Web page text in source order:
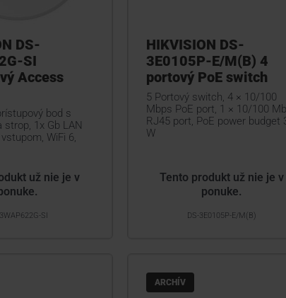
DS-
SI
Access
bod s
strop, 1x Gb LAN
WiFi 6,
už nie je v
SI
HIKVISION DS-
3E0105P-E/M(B) 4
portový PoE switch
5 Portový switch, 4 × 10/100
Mbps PoE port, 1 × 10/100
RJ45 port, PoE power budget
W
Tento produkt už nie je v
ponuke.
DS-3E0105P-E/M(B)
ARCHÍV